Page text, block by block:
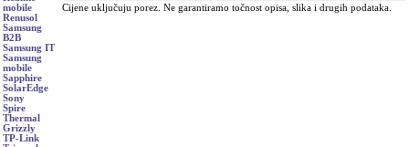
mobile
Renusol
Samsung
B2B
Samsung IT
Samsung
mobile
Sapphire
SolarEdge
Sony
Spire
Thermal
Grizzly
TP-Link
Cijene uključuju porez. Ne garantiramo točnost opisa, slika i drugih podataka.